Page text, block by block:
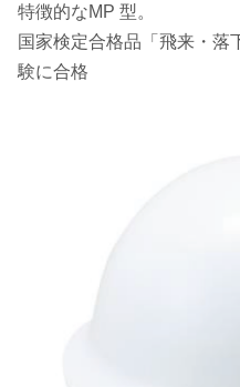
特徴的なMP 型。
国家検定合格品「飛来・落
験に合格